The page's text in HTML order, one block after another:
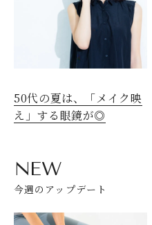
50代の夏は、「メイク映
え」する眼鏡が◎
NEW
今週のアップデート